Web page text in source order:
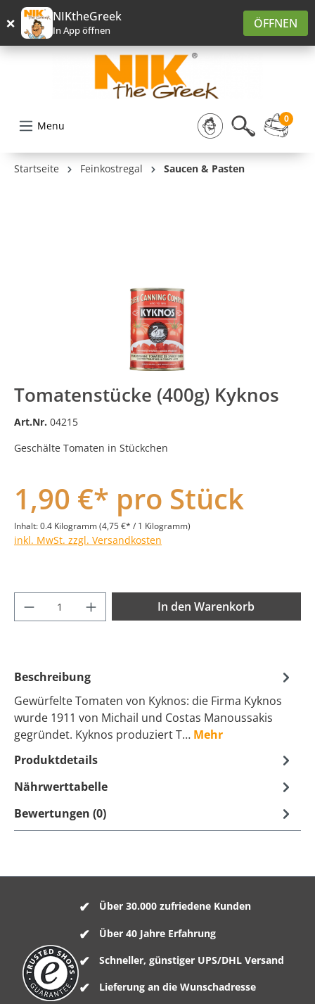
springen
× NIKtheGreek
In App öffnen ÖFFNEN
Menu
0
Startseite Feinkostregal Saucen & Pasten
Tomatenstücke (400g) Kyknos
Art.Nr. 04215
Geschälte Tomaten in Stückchen
1,90 €* pro Stück
Inhalt:0.4 Kilogramm(4,75 €* / 1 Kilogramm)
inkl. MwSt. zzgl. Versandkosten
Produkt Anzahl: Gib den gewünschten
In den Warenkorb
Beschreibung
Gewürfelte Tomaten von Kyknos: die Firma Kyknos
wurde 1911 von Michail und Costas Manoussakis
gegründet. Kyknos produziert T… Mehr
Produktdetails
Nährwerttabelle
Bewertungen (0)
Über 30.000 zufriedene Kunden
Über 40 Jahre Erfahrung
Schneller, günstiger UPS/DHL Versand
Lieferung an die Wunschadresse